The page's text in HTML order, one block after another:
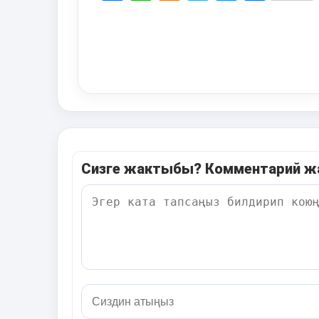
Сизге жактыбы? Комментарий